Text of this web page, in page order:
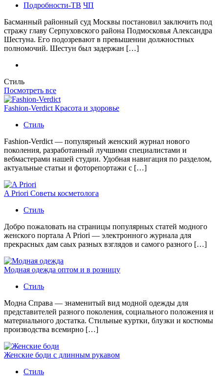
Подробности-ТВ ЧП
Басманный районный суд Москвы постановил заключить под
стражу главу Серпуховского района Подмосковья Александра
Шестуна. Его подозревают в превышении должностных
полномочий. Шестун был задержан […]
Стиль
Посмотреть все
Fashion-Verdict Красота и здоровье
Стиль
Fashion-Verdict — популярный женский журнал нового
поколения, разработанный лучшими специалистами и
вебмастерами нашей студии. Удобная навигация по разделом,
актуальные статьи и фоторепортажи с […]
A Priori Советы косметолога
Стиль
Добро пожаловать на страницы популярных статей модного
женского портала A Priori — электронного журнала для
прекрасных дам саых разных взглядов и самого разного […]
Модная одежда оптом и в розницу
Стиль
Модна Справа — знаменитый вид модной одежды для
представителей разного поколения, социального положения и
материального достатка. Стильные куртки, блузки и костюмы
производства всемирно […]
Женские боди с длинным рукавом
Стиль